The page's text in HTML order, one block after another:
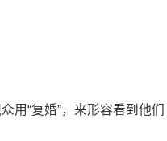
用“复婚”，来形容看到他们